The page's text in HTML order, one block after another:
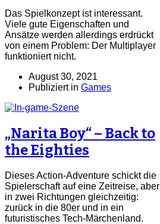
Das Spielkonzept ist interessant.
Viele gute Eigenschaften und
Ansätze werden allerdings erdrückt
von einem Problem: Der Multiplayer
funktioniert nicht.
August 30, 2021
Publiziert in Games
„Narita Boy“ – Back to
the Eighties
Dieses Action-Adventure schickt die
Spielerschaft auf eine Zeitreise, aber
in zwei Richtungen gleichzeitig:
zurück in die 80er und in ein
futuristisches Tech-Märchenland.